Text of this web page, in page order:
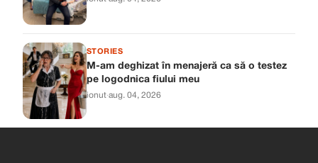
STORIES
M-am deghizat în menajeră ca să o testez
pe logodnica fiului meu
ionut·aug. 04, 2026